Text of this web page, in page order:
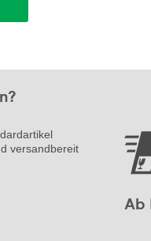
versandbereit
Ab